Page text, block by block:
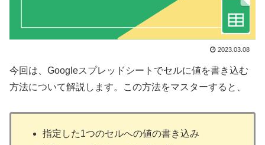
2023.03.08
今回は、Googleスプレッドシートでセルに値を書き込む
方法について解説します。この方法をマスターすると、
指定した1つのセルへの値の書き込み